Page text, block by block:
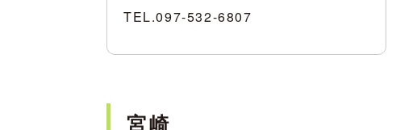
TEL.097-532-6807
宮崎